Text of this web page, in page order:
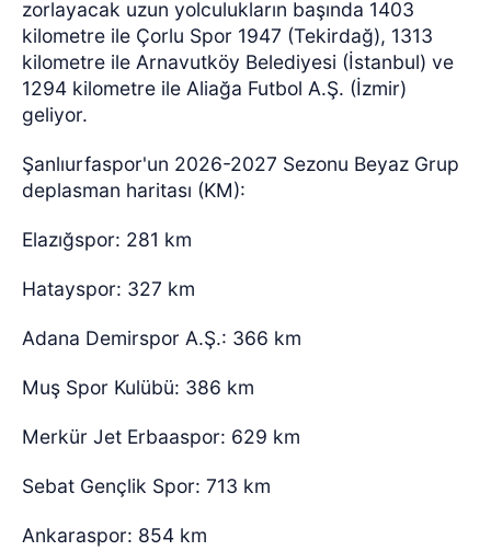
zorlayacak uzun yolculukların başında 1403
kilometre ile Çorlu Spor 1947 (Tekirdağ), 1313
kilometre ile Arnavutköy Belediyesi (İstanbul) ve
1294 kilometre ile Aliağa Futbol A.Ş. (İzmir)
geliyor.
Şanlıurfaspor'un 2026-2027 Sezonu Beyaz Grup
deplasman haritası (KM):
Elazığspor: 281 km
Hatayspor: 327 km
Adana Demirspor A.Ş.: 366 km
Muş Spor Kulübü: 386 km
Merkür Jet Erbaaspor: 629 km
Sebat Gençlik Spor: 713 km
Ankaraspor: 854 km